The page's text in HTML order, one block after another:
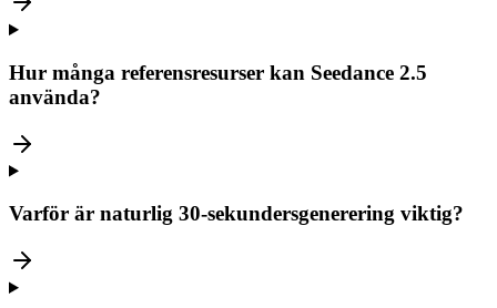
Hur många referensresurser kan Seedance 2.5
använda?
Varför är naturlig 30-sekundersgenerering viktig?